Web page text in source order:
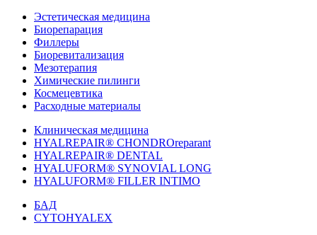
Эстетическая медицина
Биорепарация
Филлеры
Биоревитализация
Мезотерапия
Химические пилинги
Космецевтика
Расходные материалы
Клиническая медицина
HYALREPAIR® CHONDROreparant
HYALREPAIR® DENTAL
HYALUFORM® SYNOVIAL LONG
HYALUFORM® FILLER INTIMO
БАД
CYTOHYALEX